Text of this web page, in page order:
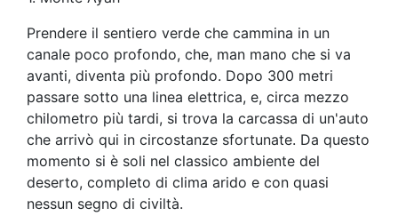
Prendere il sentiero verde che cammina in un
canale poco profondo, che, man mano che si va
avanti, diventa più profondo. Dopo 300 metri
passare sotto una linea elettrica, e, circa mezzo
chilometro più tardi, si trova la carcassa di un'auto
che arrivò qui in circostanze sfortunate. Da questo
momento si è soli nel classico ambiente del
deserto, completo di clima arido e con quasi
nessun segno di civiltà.